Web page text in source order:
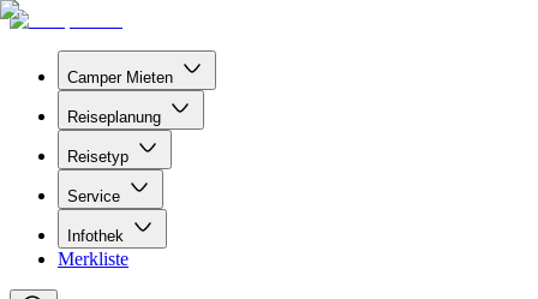
Camper Mieten
Reiseplanung
Reisetyp
Service
Infothek
Merkliste